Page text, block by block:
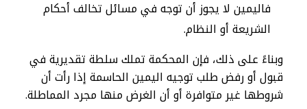
فاليمين لا يجوز أن توجه في مسائل تخالف أحكام
الشريعة أو النظام.
وبناءً على ذلك، فإن المحكمة تملك سلطة تقديرية في
قبول أو رفض طلب توجيه اليمين الحاسمة إذا رأت أن
شروطها غير متوافرة أو أن الغرض منها مجرد المماطلة.